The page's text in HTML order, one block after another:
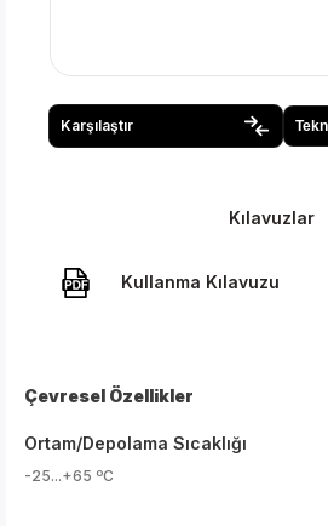
Karşılaştır
Kılavuzlar
Kullanma Kılavuzu
Çevresel Özellikler
Ortam/Depolama Sıcaklığı
-25...+65 ºC